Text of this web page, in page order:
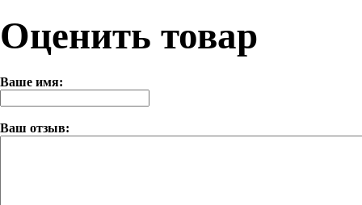
Оценить товар
Ваше имя:
Ваш отзыв: